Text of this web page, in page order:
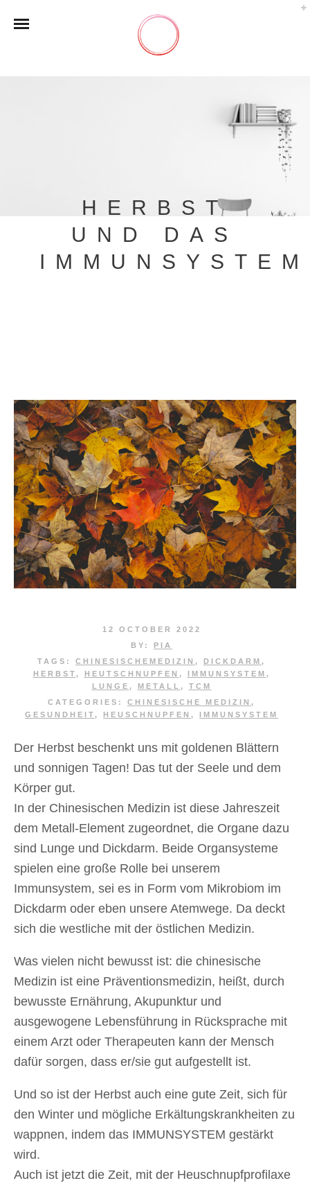
HERBST
UND DAS
IMMUNSYSTEM
12 OCTOBER 2022
BY: PIA
TAGS: CHINESISCHEMEDIZIN , DICKDARM ,
HERBST , HEUTSCHNUPFEN , IMMUNSYSTEM ,
LUNGE , METALL , TCM
CATEGORIES: CHINESISCHE MEDIZIN ,
GESUNDHEIT , HEUSCHNUPFEN , IMMUNSYSTEM
Der Herbst beschenkt uns mit goldenen Blättern
und sonnigen Tagen! Das tut der Seele und dem
Körper gut.
In der Chinesischen Medizin ist diese Jahreszeit
dem Metall-Element zugeordnet, die Organe dazu
sind Lunge und Dickdarm. Beide Organsysteme
spielen eine große Rolle bei unserem
Immunsystem, sei es in Form vom Mikrobiom im
Dickdarm oder eben unsere Atemwege. Da deckt
sich die westliche mit der östlichen Medizin.
Was vielen nicht bewusst ist: die chinesische
Medizin ist eine Präventionsmedizin, heißt, durch
bewusste Ernährung, Akupunktur und
ausgewogene Lebensführung in Rücksprache mit
einem Arzt oder Therapeuten kann der Mensch
dafür sorgen, dass er/sie gut aufgestellt ist.
Und so ist der Herbst auch eine gute Zeit, sich für
den Winter und mögliche Erkältungskrankheiten zu
wappnen, indem das IMMUNSYSTEM gestärkt
wird.
Auch ist jetzt die Zeit, mit der Heuschnupfprofilaxe